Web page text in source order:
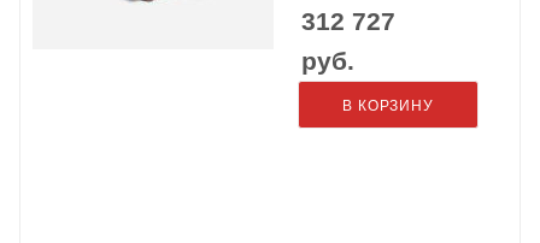
312 727
руб.
В КОРЗИНУ